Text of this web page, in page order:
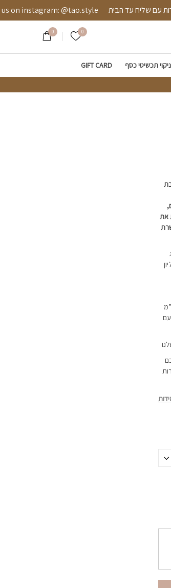
החזרות עם שליח עד הבית @tao.style
0 הרשימה שלי
0
ניקוי תכשיטי כסף GIFT CARD
את
שרשרת צ’וקר באורך 34 ס”מ
של 40 ס”מ ועם